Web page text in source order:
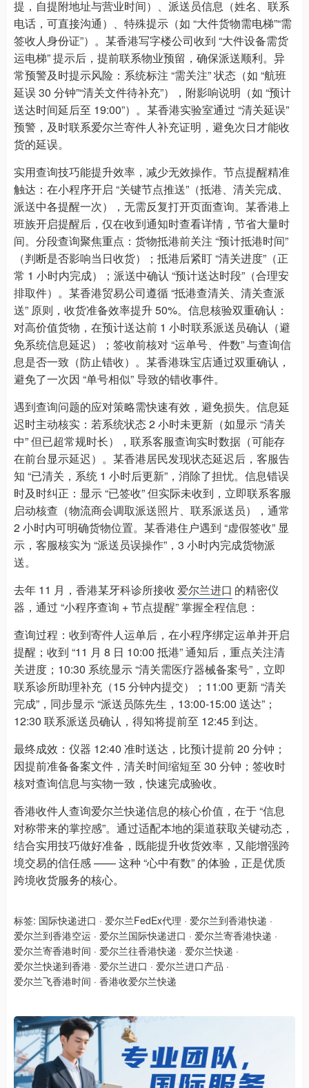
提，自提附地址与营业时间）、派送员信息（姓名、联系
电话，可直接沟通）、特殊提示（如 “大件货物需电梯”“需
签收人身份证”）。某香港写字楼公司收到 “大件设备需货
运电梯” 提示后，提前联系物业预留，确保派送顺利。异
常预警及时提示风险：系统标注 “需关注” 状态（如 “航班
延误 30 分钟”“清关文件待补充”），附影响说明（如 “预计
送达时间延后至 19:00”）。某香港实验室通过 “清关延误”
预警，及时联系爱尔兰寄件人补充证明，避免次日才能收
货的延误。
实用查询技巧能提升效率，减少无效操作。节点提醒精准
触达：在小程序开启 “关键节点推送”（抵港、清关完成、
派送中各提醒一次），无需反复打开页面查询。某香港上
班族开启提醒后，仅在收到通知时查看详情，节省大量时
间。分段查询聚焦重点：货物抵港前关注 “预计抵港时间”
（判断是否影响当日收货）；抵港后紧盯 “清关进度”（正
常 1 小时内完成）；派送中确认 “预计送达时段”（合理安
排取件）。某香港贸易公司遵循 “抵港查清关、清关查派
送” 原则，收货准备效率提升 50%。信息核验双重确认：
对高价值货物，在预计送达前 1 小时联系派送员确认（避
免系统信息延迟）；签收前核对 “运单号、件数” 与查询信
息是否一致（防止错收）。某香港珠宝店通过双重确认，
避免了一次因 “单号相似” 导致的错收事件。
遇到查询问题的应对策略需快速有效，避免损失。信息延
迟时主动核实：若系统状态 2 小时未更新（如显示 “清关
中” 但已超常规时长），联系客服查询实时数据（可能存
在前台显示延迟）。某香港居民发现状态延迟后，客服告
知 “已清关，系统 1 小时后更新”，消除了担忧。信息错误
时及时纠正：显示 “已签收” 但实际未收到，立即联系客服
启动核查（物流商会调取派送照片、联系派送员），通常
2 小时内可明确货物位置。某香港住户遇到 “虚假签收” 显
示，客服核实为 “派送员误操作”，3 小时内完成货物派
送。
去年 11 月，香港某牙科诊所接收爱尔兰进口 的精密仪
器，通过 “小程序查询 + 节点提醒” 掌握全程信息：
查询过程：收到寄件人运单后，在小程序绑定运单并开启
提醒；收到 “11 月 8 日 10:00 抵港” 通知后，重点关注清
关进度；10:30 系统显示 “清关需医疗器械备案号”，立即
联系诊所助理补充（15 分钟内提交）；11:00 更新 “清关
完成”，同步显示 “派送员陈先生，13:00-15:00 送达”；
12:30 联系派送员确认，得知将提前至 12:45 到达。
最终成效：仪器 12:40 准时送达，比预计提前 20 分钟；
因提前准备备案文件，清关时间缩短至 30 分钟；签收时
核对查询信息与实物一致，快速完成验收。
香港收件人查询爱尔兰快递信息的核心价值，在于 “信息
对称带来的掌控感”。通过适配本地的渠道获取关键动态，
结合实用技巧做好准备，既能提升收货效率，又能增强跨
境交易的信任感 —— 这种 “心中有数” 的体验，正是优质
跨境收货服务的核心。
标签: 国际快递进口 · 爱尔兰FedEx代理 · 爱尔兰到香港快递 ·
爱尔兰到香港空运 · 爱尔兰国际快递进口 · 爱尔兰寄香港快递 ·
爱尔兰寄香港时间 · 爱尔兰往香港快递 · 爱尔兰快递 ·
爱尔兰快递到香港 · 爱尔兰进口 · 爱尔兰进口产品 ·
爱尔兰飞香港时间 · 香港收爱尔兰快递